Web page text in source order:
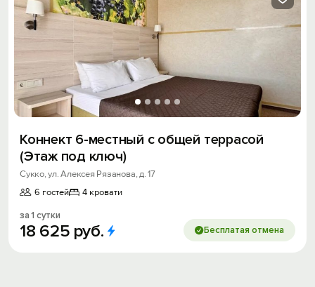
Коннект 6-местный с общей террасой
(Этаж под ключ)
Сукко, ул. Алексея Рязанова, д. 17
6 гостей
4 кровати
за 1 сутки
18 625 руб. Бесплатая отмена